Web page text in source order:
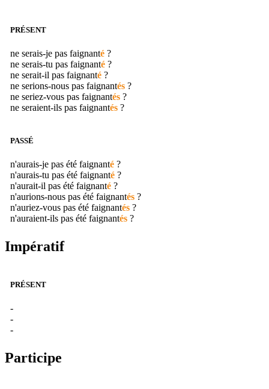
PRÉSENT
ne serais-je pas faignanté ?
ne serais-tu pas faignanté ?
ne serait-il pas faignanté ?
ne serions-nous pas faignantés ?
ne seriez-vous pas faignantés ?
ne seraient-ils pas faignantés ?
PASSÉ
n'aurais-je pas été faignanté ?
n'aurais-tu pas été faignanté ?
n'aurait-il pas été faignanté ?
n'aurions-nous pas été faignantés ?
n'auriez-vous pas été faignantés ?
n'auraient-ils pas été faignantés ?
Impératif
PRÉSENT
-
-
-
Participe